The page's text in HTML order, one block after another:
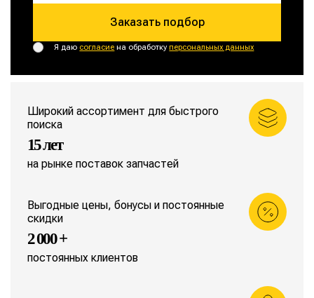
Заказать подбор
Я даю согласие на обработкуперсональных данных
Широкий ассортимент для быстрого
поиска
15 лет
на рынке поставок запчастей
Выгодные цены, бонусы и постоянные
скидки
2 000 +
постоянных клиентов